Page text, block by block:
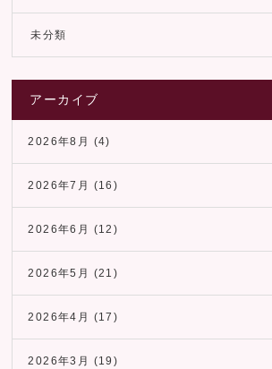
未分類
アーカイブ
2026年8月 (4)
2026年7月 (16)
2026年6月 (12)
2026年5月 (21)
2026年4月 (17)
2026年3月 (19)